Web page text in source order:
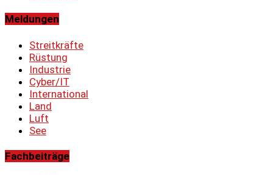
Meldungen
Streitkräfte
Rüstung
Industrie
Cyber/IT
International
Land
Luft
See
Fachbeiträge